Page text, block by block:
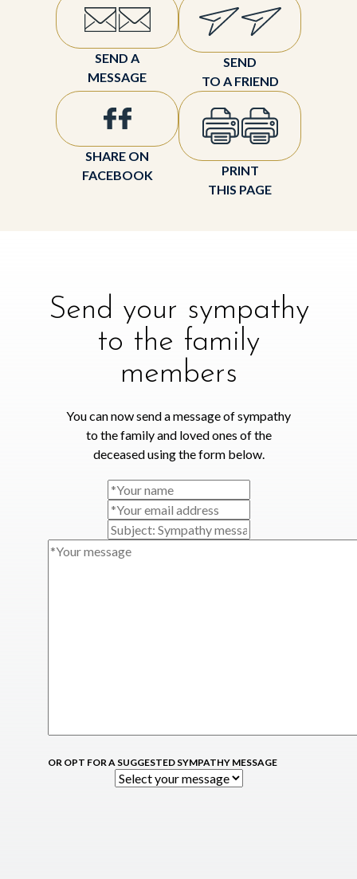
SEND A
MESSAGE
SEND
TO A FRIEND
SHARE ON
FACEBOOK
PRINT
THIS PAGE
Send your sympathy
to the family
members
You can now send a message of sympathy
to the family and loved ones of the
deceased using the form below.
OR OPT FOR A SUGGESTED SYMPATHY MESSAGE